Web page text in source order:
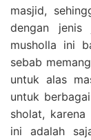
masjid,
dengan jenis
musholla ini
sebab
untuk alas
untuk
sholat, karena
ini adalah